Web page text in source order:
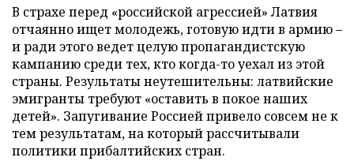
В страхе перед «российской агрессией» Латвия
отчаянно ищет молодежь, готовую идти в армию –
и ради этого ведет целую пропагандистскую
кампанию среди тех, кто когда-то уехал из этой
страны. Результаты неутешительны: латвийские
эмигранты требуют «оставить в покое наших
детей». Запугивание Россией привело совсем не к
тем результатам, на который рассчитывали
политики прибалтийских стран.